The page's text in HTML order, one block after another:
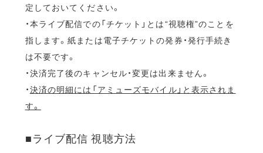
定しておいてください。
・本ライブ配信での「チケット」とは“視聴権”のことを
指します。紙または電子チケットの発券・発行手続き
は不要です。
・決済完了後のキャンセル・変更は出来ません。
・決済の明細には「アミューズモバイル」と表示されま
す。
■ライブ配信 視聴方法